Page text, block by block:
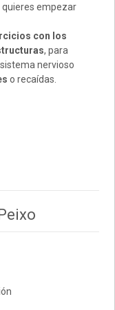
quieres empezar
con los
, para
nervioso
o recaídas.